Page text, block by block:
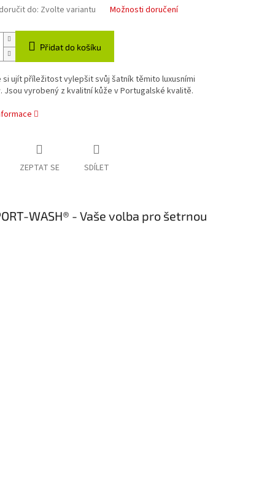
do: Zvolte variantu Možnosti doručení
Přidat do košíku
si ujít příležitost vylepšit svůj šatník těmito luxusními
Jsou vyrobený z kvalitní kůže v Portugalské kvalitě.
ZEPTAT SE SDÍLET
WASH® - Vaše volba pro šetrnou